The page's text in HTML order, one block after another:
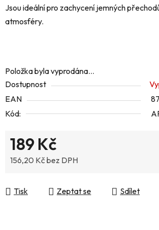
Jsou ideální pro zachycení jemných
atmosféry.
Položka byla vyprodána…
Dostupnost
EAN
Kód:
189 Kč
156,20 Kč bez DPH
Tisk
Zeptat se Sdílet